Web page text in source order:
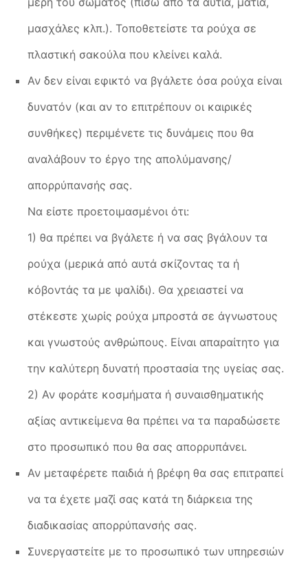
μασχάλες κλπ.). Τοποθετείστε τα ρούχα σε
πλαστική σακούλα που κλείνει καλά.
Αν δεν είναι εφικτό να βγάλετε όσα ρούχα είναι
δυνατόν (και αν το επιτρέπουν οι καιρικές
συνθήκες) περιμένετε τις δυνάμεις που θα
αναλάβουν το έργο της απολύμανσης/
απορρύπανσής σας.
Να είστε προετοιμασμένοι ότι:
1) θα πρέπει να βγάλετε ή να σας βγάλουν τα
ρούχα (μερικά από αυτά σκίζοντας τα ή
κόβοντάς τα με ψαλίδι). Θα χρειαστεί να
στέκεστε χωρίς ρούχα μπροστά σε άγνωστους
και γνωστούς ανθρώπους. Είναι απαραίτητο για
την καλύτερη δυνατή προστασία της υγείας σας.
2) Αν φοράτε κοσμήματα ή συναισθηματικής
αξίας αντικείμενα θα πρέπει να τα παραδώσετε
στο προσωπικό που θα σας απορρυπάνει.
Αν μεταφέρετε παιδιά ή βρέφη θα σας επιτραπεί
να τα έχετε μαζί σας κατά τη διάρκεια της
διαδικασίας απορρύπανσής σας.
Συνεργαστείτε με το προσωπικό των υπηρεσιών